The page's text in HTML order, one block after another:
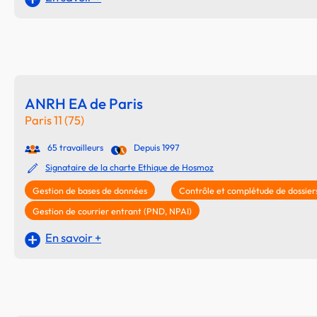
ANRH EA de Paris
Paris 11 (75)
65 travailleurs
Depuis 1997
Signataire de la charte Ethique de Hosmoz
Gestion de bases de données
Contrôle et complétude de
Gestion de courrier entrant (PND, NPAI)
En savoir +